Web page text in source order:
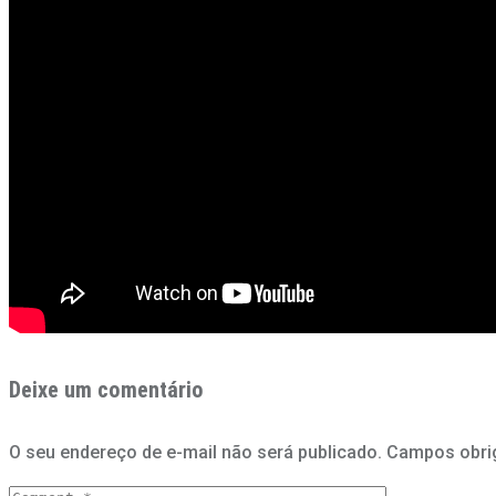
Deixe um comentário
O seu endereço de e-mail não será publicado. Campos